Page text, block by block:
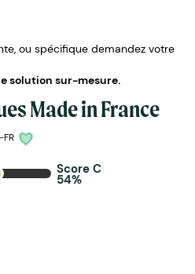
ou spécifique demandez votre
solution sur-mesure.
Made in France
FR
Score C
54%